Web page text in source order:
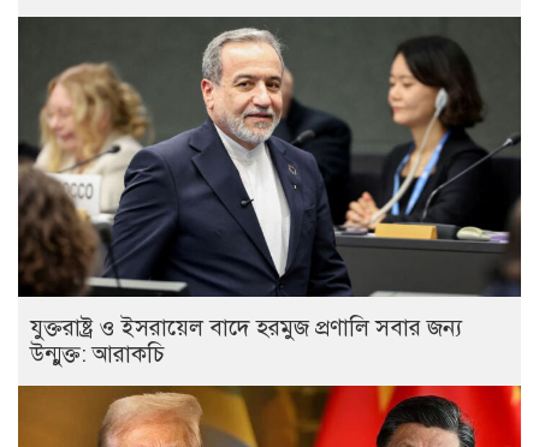
যুক্তরাষ্ট্র ও ইসরায়েল বাদে হরমুজ প্রণালি সবার জন্য
উন্মুক্ত: আরাকচি